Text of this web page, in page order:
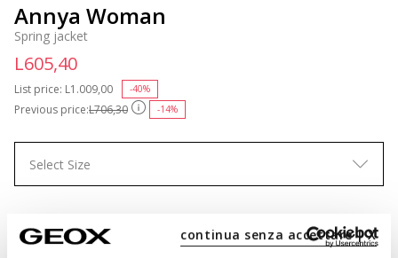
continua senza accettare | X
Annya Woman
Spring jacket
Previous price:L706,30 -14%
List price: Price reduced from
L1.009,00 -40%
L605,40
Select Size
ADD TO CART